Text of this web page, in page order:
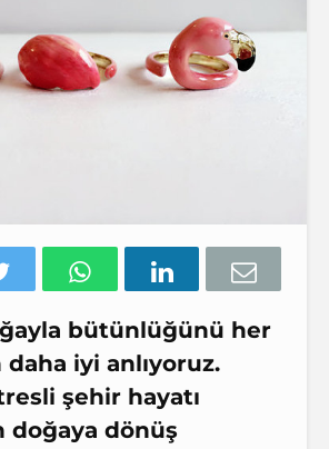
bütünlüğünü her
iyi anlıyoruz.
şehir hayatı
doğaya dönüş